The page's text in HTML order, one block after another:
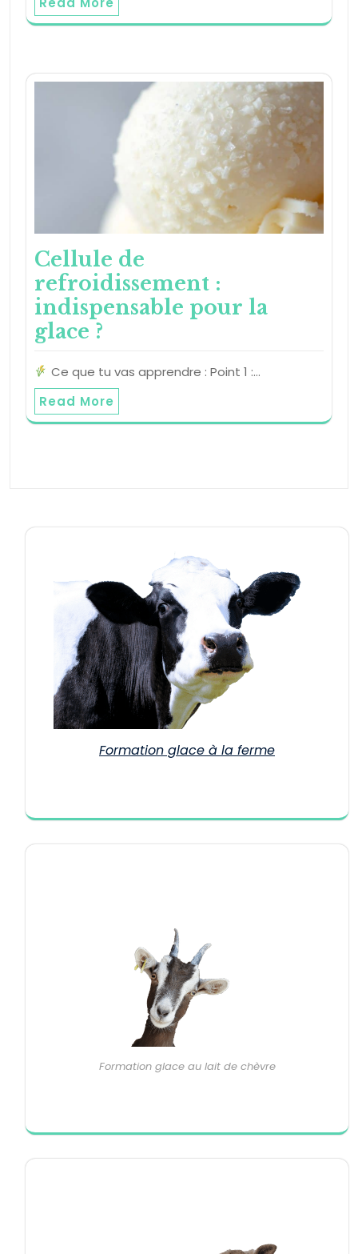
Cellule de
refroidissement :
indispensable pour la
glace ?
Ce que tu vas apprendre : Point 1 :…
Read More
Formation glace à la ferme
Formation glace au lait de chèvre